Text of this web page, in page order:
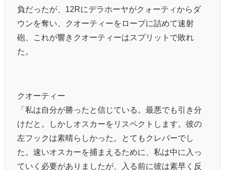
負だったが、12Rにデラホーヤがクォーティからダ
ウンを奪い、クオーティーをロープに詰めて速射
砲、これが響きクオーティーはスプリットで敗れ
た。
クオーティー
「私は自分が勝ったと信じている。最悪でも引き分
けだと。しかしオスカーをリスペクトします。彼の
左フックは素晴らしかった。とてもクレバーでし
た。速いオスカーを捕まえるために、私は中に入っ
ていく必要がありましたが、入る前に彼は素早く反